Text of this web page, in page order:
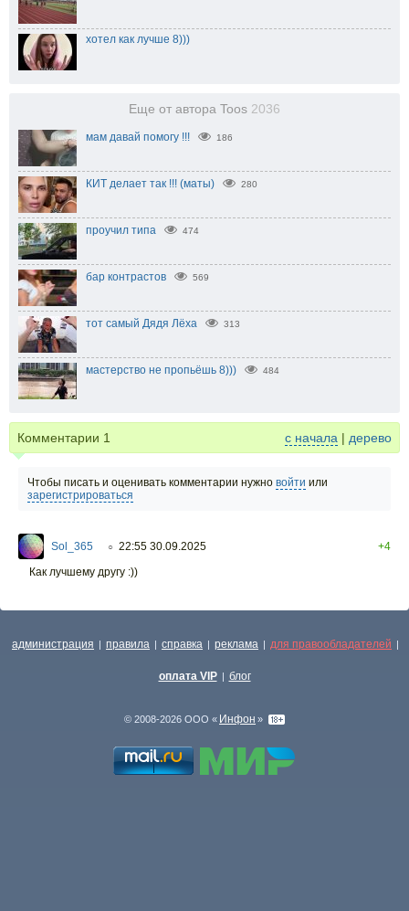
хотел как лучше 8)))
Еще от автора Toos 2036
мам давай помогу !!! 186
КИТ делает так !!! (маты) 280
проучил типа 474
бар контрастов 569
тот самый Дядя Лёха 313
мастерство не пропьёшь 8))) 484
Комментарии 1 с начала | дерево
Чтобы писать и оценивать комментарии нужно войти или
зарегистрироваться
Sol_365 ○ 22:55 30.09.2025
+4
Как лучшему другу :))
администрация | правила | справка | реклама | для правообладателей |
оплата VIP | блог
© 2008-2026 ООО « Инфон »